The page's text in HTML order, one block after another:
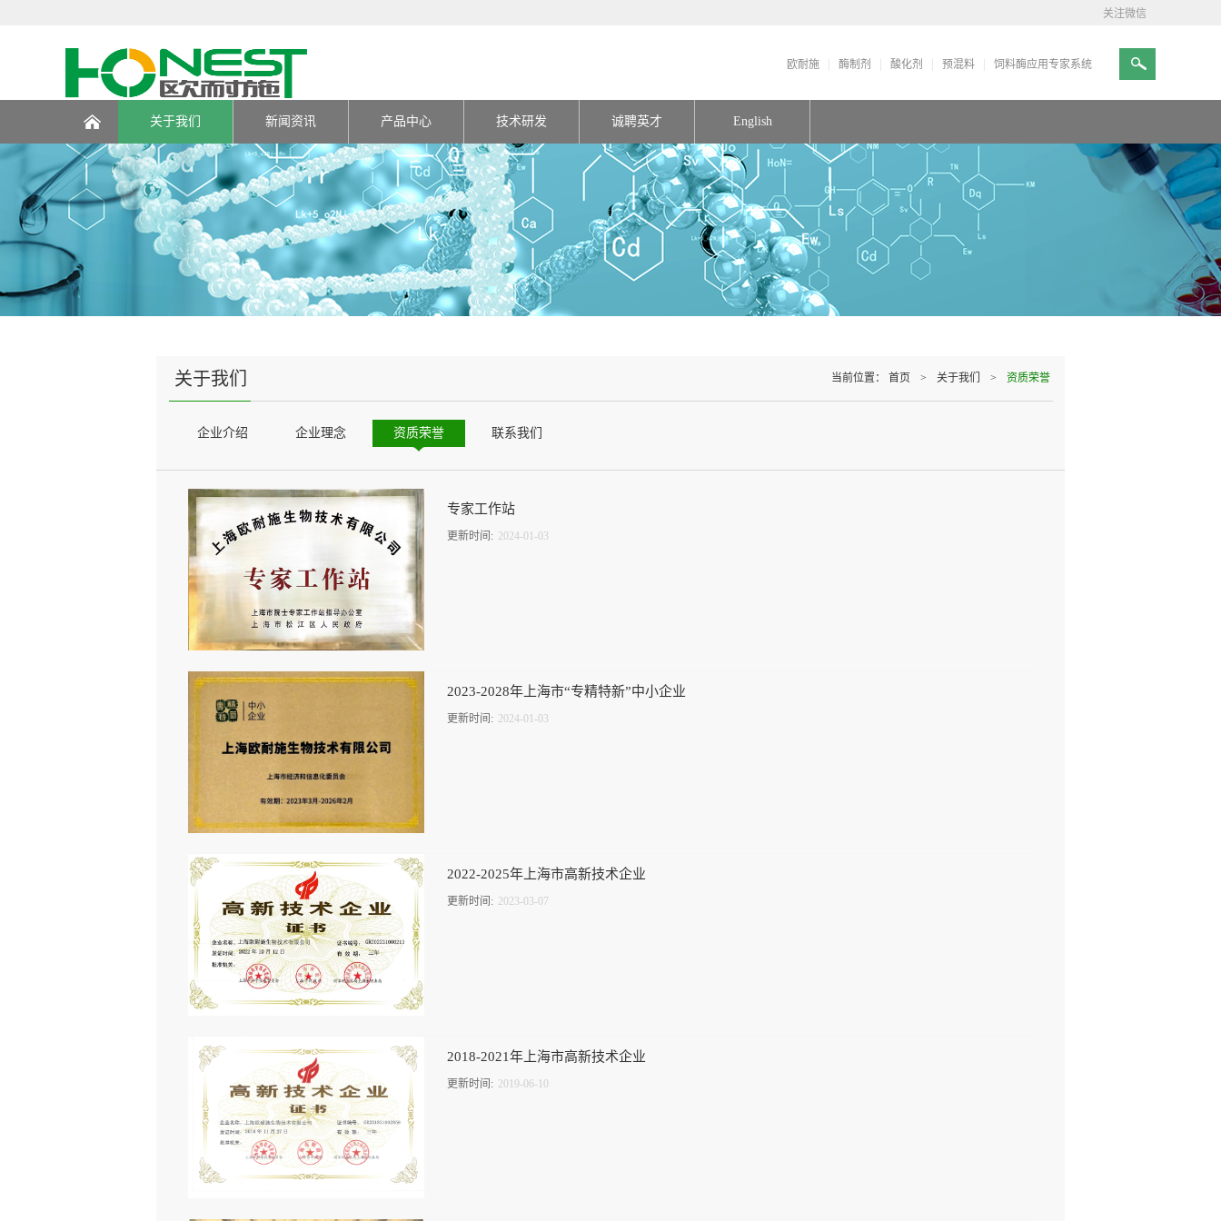
欧耐施 酶制剂 酸化剂 预混料 饲料酶应用专家系统
关注微信
页
关于我们 新闻资讯 产品中心 技术研发 诚聘英才 English
关于我们
企业介绍 企业理念 资质荣誉 联系我们
当前位置： 首页 > 关于我们 > 资质荣誉
专家工作站
更新时间: 2024-01 -03
2023-2028年上海市“专精特新”中小企业
更新时间: 2024-01 -03
2022-2025年上海市高新技术企业
更新时间: 2023-03-07
2018-2021年上海市高新技术企业
更新时间: 2019-06- 10